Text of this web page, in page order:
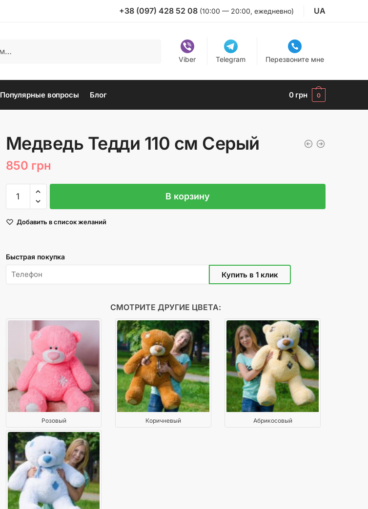
+38 (097) 428 52 08 (10:00 — 20:00, ежедневно) UA
Viber Telegram Перезвоните мне
Популярные вопросы Блог 0 грн 0
Медведь Тедди 110 см Серый
850 грн
Количество
товара
Тедди
Серый
В корзину
Добавить в список желаний
Быстрая покупка
СМОТРИТЕ ДРУГИЕ ЦВЕТА:
Розовый Коричневый Абрикосовый